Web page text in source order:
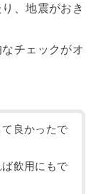
、地震がおき
チェックがオ
良かったで
飲用にもで